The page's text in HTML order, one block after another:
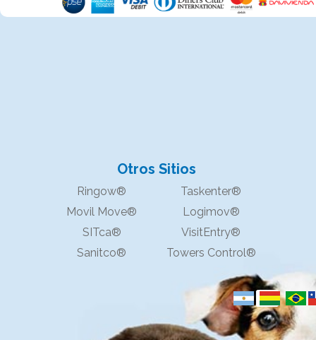
Otros Sitios
Ringow®
Taskenter®
Movil Move®
Logimov®
SITca®
VisitEntry®
Sanitco®
Towers Control®